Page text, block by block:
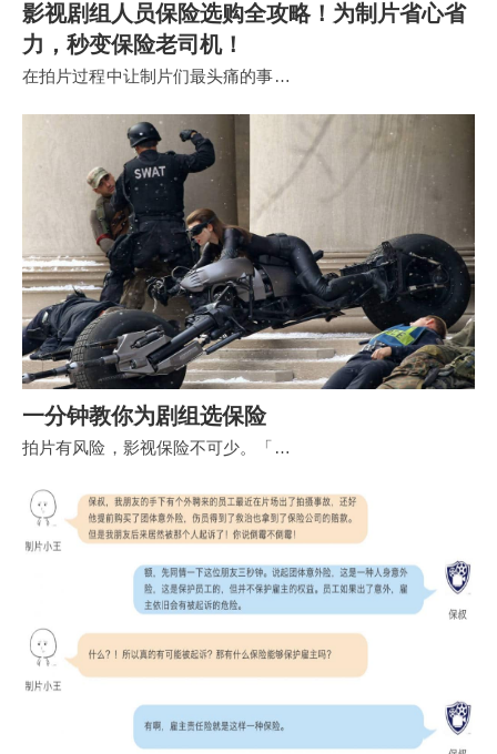
影视剧组人员保险选购全攻略！为制片省心省
力，秒变保险老司机！
在拍片过程中让制片们最头痛的事…
一分钟教你为剧组选保险
拍片有风险，影视保险不可少。「…